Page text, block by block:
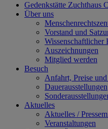
Gedenkstätte Zuchthaus
Über uns
Vorstand und
Wissenschaftlicher
Auszeichnungen
Mitglied werden
Besuch
Anfahrt, Preise
Dauerausstellungen
Aktuelles
Aktuelles /
Veranstaltungen